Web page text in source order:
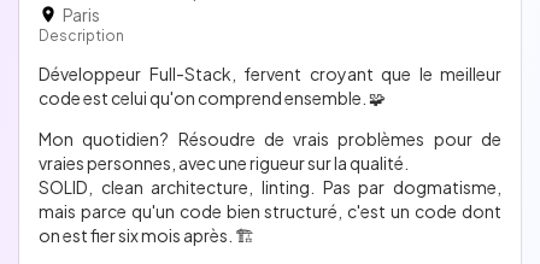
Paris
Description
Développeur Full-Stack, fervent croyant que le meilleur
code est celui qu'on comprend ensemble. 🧩
Mon quotidien ? Résoudre de vrais problèmes pour de
vraies personnes, avec une rigueur sur la qualité.
SOLID, clean architecture, linting. Pas par dogmatisme,
mais parce qu'un code bien structuré, c'est un code dont
on est fier six mois après. 🏗️